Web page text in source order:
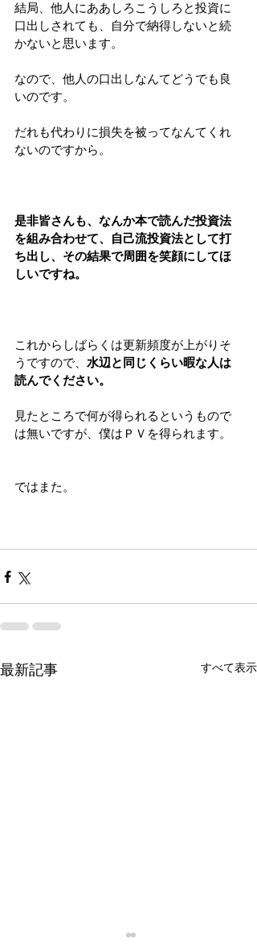
結局、他人にああしろこうしろと投資に
口出しされても、自分で納得しないと続
かないと思います。
なので、他人の口出しなんてどうでも良
いのです。
だれも代わりに損失を被ってなんてくれ
ないのですから。
是非皆さんも、なんか本で読んだ投資法
を組み合わせて、自己流投資法として打
ち出し、その結果で周囲を笑顔にしてほ
しいですね。
これからしばらくは更新頻度が上がりそ
うですので、 水辺と同じくらい暇な人は
読んでください。
見たところで何が得られるというもので
は無いですが、僕はＰＶを得られます。
ではまた。
最新記事 すべて表示